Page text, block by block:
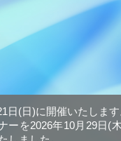
日(日)に開催いたします
ーを2026年10月29日(